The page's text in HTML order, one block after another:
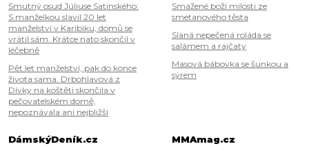
Smutný osud Júliuse Satinského:
S manželkou slavil 20 let
manželství v Karibiku, domů se
vrátil sám. Krátce nato skončil v
léčebně
Pět let manželství, pak do konce
života sama. Drbohlavová z
Dívky na koštěti skončila v
pečovatelském domě,
nepoznávala ani nejbližší
Smažené boží milosti ze
smetanového těsta
Slaná nepečená roláda se
salámem a rajčaty
Masová bábovka se šunkou a
sýrem
DámskýDeník.cz
MMAmag.cz